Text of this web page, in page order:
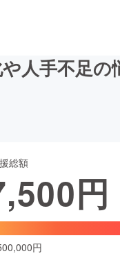
ファッション
人手不足の
総額
円
円